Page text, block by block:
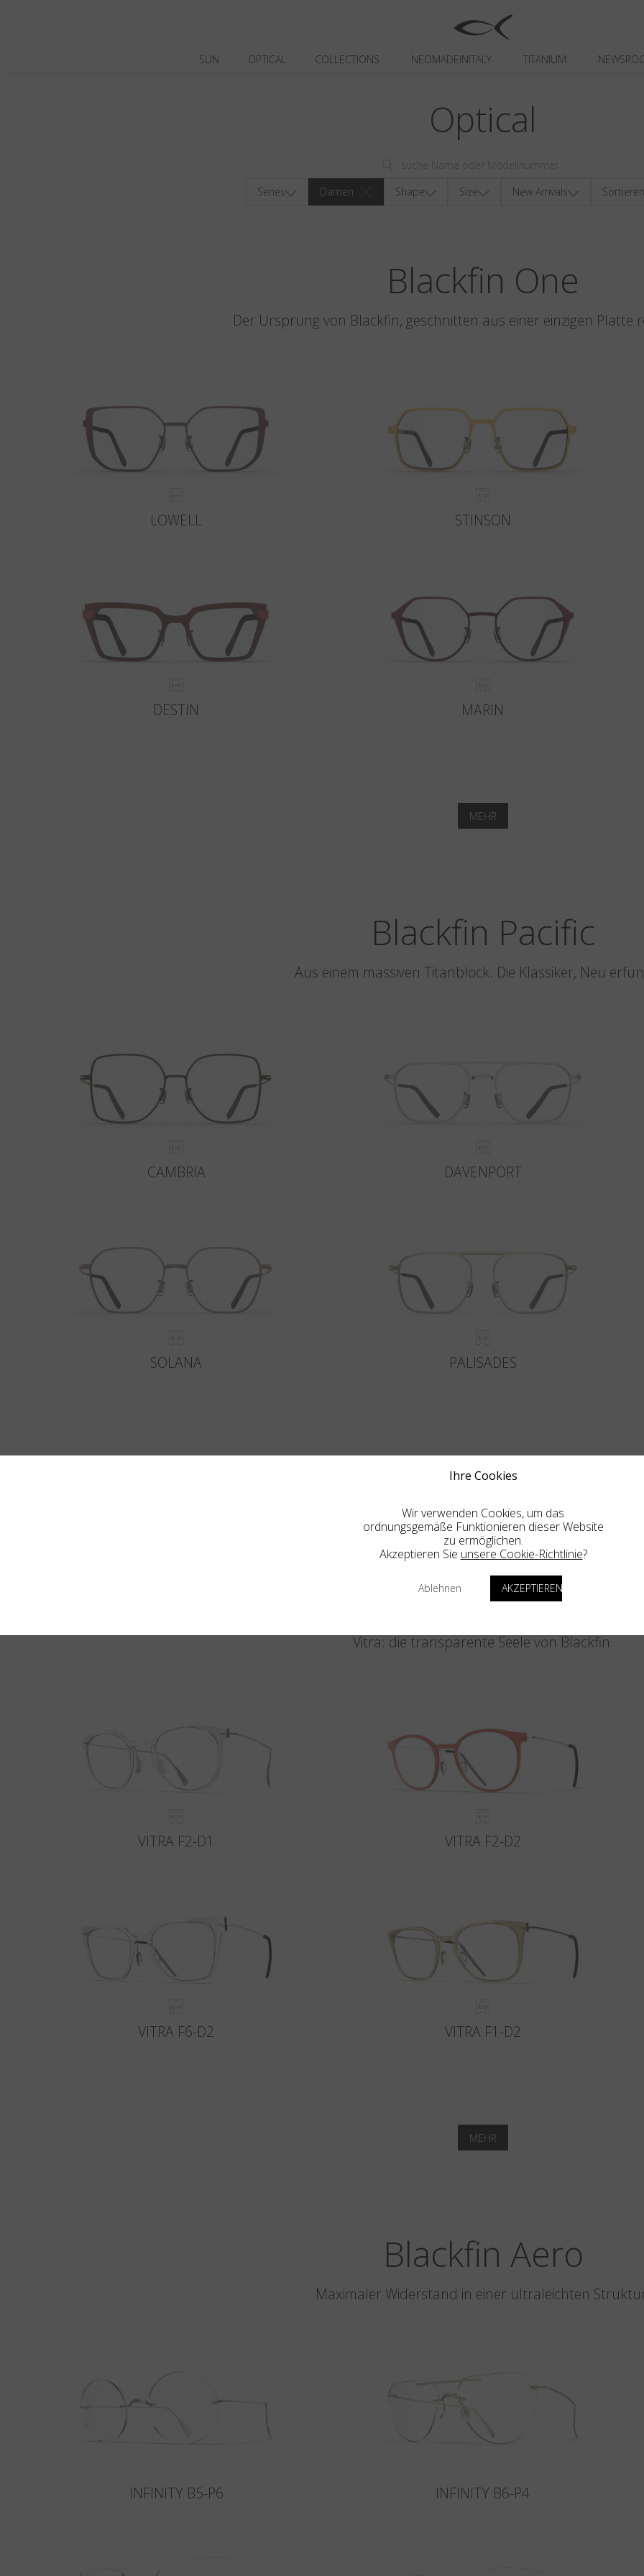
SUN OPTICAL COLLECTIONS NEOMADEINITALY TITANIUM
Optical
Series Damen Shape Size New Arrivals
Blackfin One
Der Ursprung von Blackfin, geschnitten aus einer einzigen Platte
LOWELL STINSON
DESTIN MARIN
MEHR
Blackfin Pacific
Aus einem massiven Titanblock. Die Klassiker, Neu
CAMBRIA DAVENPORT
SOLANA PALISADES
MEHR
Blackfin Vitra
Vitra: die transparente Seele von Blackfin.
VITRA F2-D1 VITRA F2-D2
VITRA F6-D2 VITRA F1-D2
MEHR
Blackfin Aero
Maximaler Widerstand in einer ultraleichten
INFINITY B5-P6 INFINITY B6-P4
Ihre Cookies
Wir verwenden Cookies, um das
ordnungsgemäße Funktionieren dieser Website
zu ermöglichen.
Akzeptieren Sie unsere Cookie-Richtlinie?
Ablehnen AKZEPTIEREN